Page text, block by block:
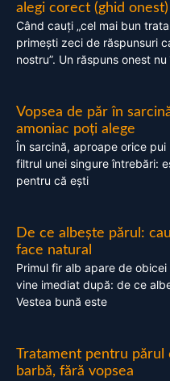
alegi corect (ghid onest)
Când cauți „cel mai bun
primești zeci de răspunsuri
nostru”. Un răspuns onest
Vopsea de păr în
amoniac poți alege
În sarcină, aproape orice
filtrul unei singure întrebări:
pentru că ești
De ce albește părul:
face natural
Primul fir alb apare de
vine imediat după: de ce
Vestea bună este
Tratament pentru părul
barbă, fără vopsea